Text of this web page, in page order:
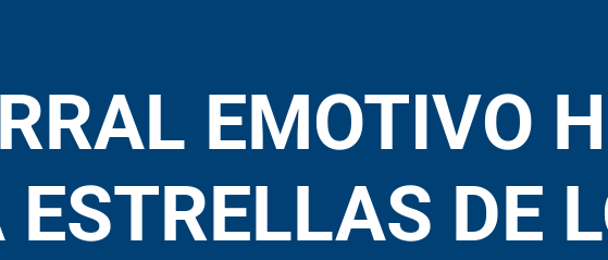
EMOTIVO
ESTRELLAS DE